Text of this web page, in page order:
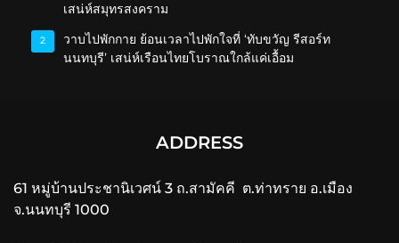
เสน่ห์สมุทรสงคราม
2
วาบไปพักกาย ย้อนเวลาไปพักใจที่ ‘ทับขวัญ รีสอร์ท
นนทบุรี’ เสน่ห์เรือนไทยโบราณใกล้แค่เอื้อม
ADDRESS
61 หมู่บ้านประชานิเวศน์ 3 ถ.สามัคคี ต.ท่าทราย อ.เมือง
จ.นนทบุรี 1000